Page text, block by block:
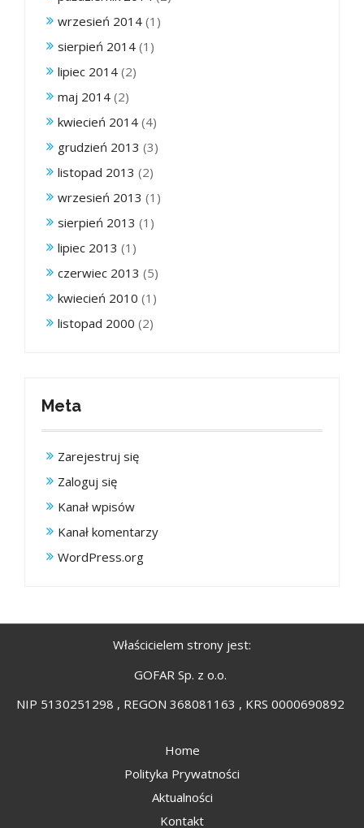
wrzesień 2014 (1)
sierpień 2014 (1)
lipiec 2014 (2)
maj 2014 (2)
kwiecień 2014 (4)
grudzień 2013 (3)
listopad 2013 (2)
wrzesień 2013 (1)
sierpień 2013 (1)
lipiec 2013 (1)
czerwiec 2013 (5)
kwiecień 2010 (1)
listopad 2000 (2)
Meta
Zarejestruj się
Zaloguj się
Kanał wpisów
Kanał komentarzy
WordPress.org
Właścicielem strony jest:
GOFAR Sp. z o.o.
NIP 5130251298 , REGON 368081163 , KRS 0000690892
Home
Polityka Prywatności
Aktualności
Kontakt